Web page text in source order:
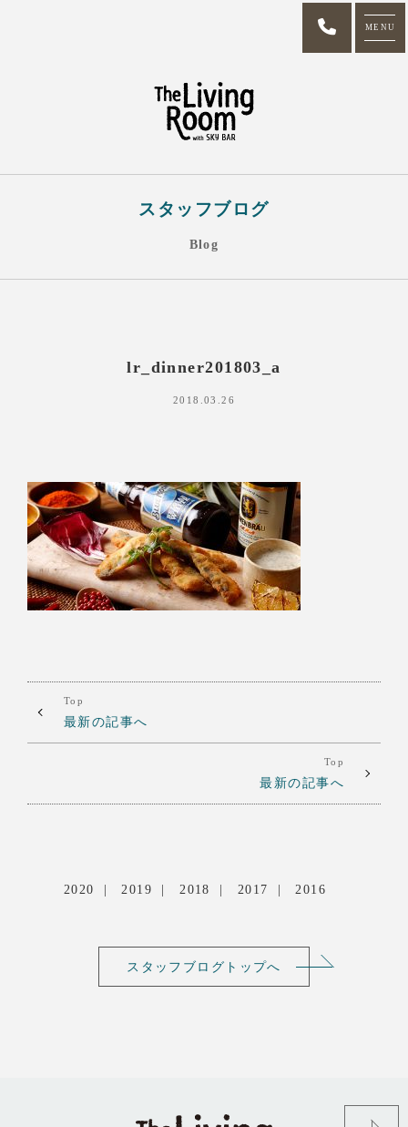
MENU
スタッフブログ
Blog
lr_dinner201803_a
2018.03.26
Top
最新の記事へ
Top
最新の記事へ
2020 2019 2018 2017 2016
スタッフブログトップへ